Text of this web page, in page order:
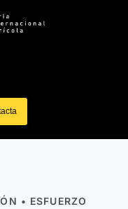
• ESFUERZO